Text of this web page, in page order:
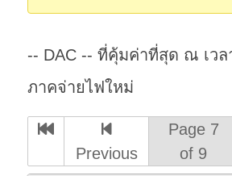
-- DAC -- ที่คุ้มค่าที่สุด ณ เว
ภาคจ่ายไฟใหม่
Previous
Page 7
of 9